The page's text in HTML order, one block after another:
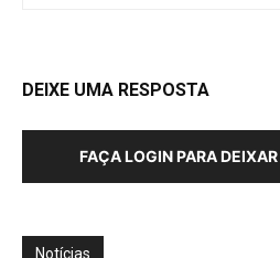
DEIXE UMA RESPOSTA
FAÇA LOGIN PARA
Notícias